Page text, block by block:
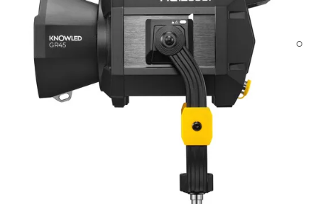
включая бесшумный режим, что позволяет
использовать осветитель в условиях синхронной
звукозаписи. Блок управления оснащён интуитивно
понятным интерфейсом и дисплеем для контроля
параметров.